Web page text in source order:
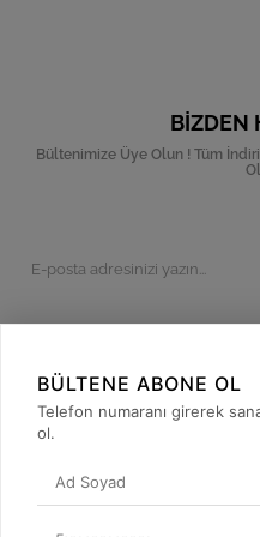
BIZDEN
Bültenimize Üye Olun ! Tüm
Kurumsal
Müşteri İlişkileri
BÜLTENE ABONE OL
Telefon numaranı girerek
ol.